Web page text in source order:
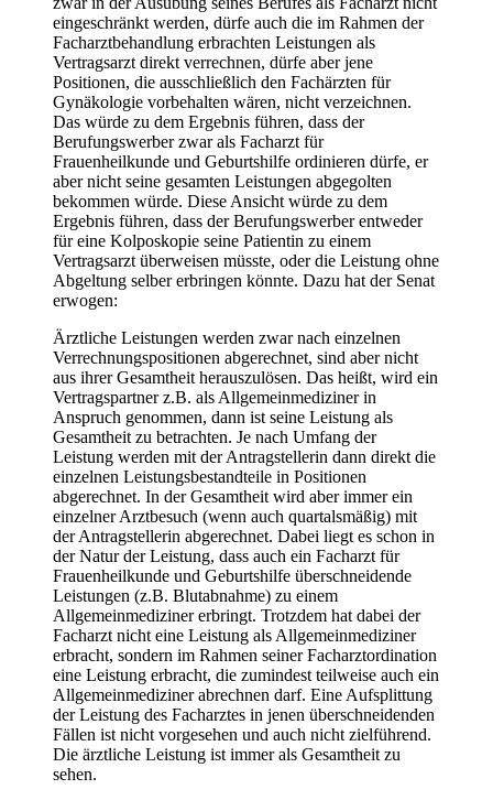
eingeschränkt werden, dürfe auch die im Rahmen der
Facharztbehandlung erbrachten Leistungen als
Vertragsarzt direkt verrechnen, dürfe aber jene
Positionen, die ausschließlich den Fachärzten für
Gynäkologie vorbehalten wären, nicht verzeichnen.
Das würde zu dem Ergebnis führen, dass der
Berufungswerber zwar als Facharzt für
Frauenheilkunde und Geburtshilfe ordinieren dürfe, er
aber nicht seine gesamten Leistungen abgegolten
bekommen würde. Diese Ansicht würde zu dem
Ergebnis führen, dass der Berufungswerber entweder
für eine Kolposkopie seine Patientin zu einem
Vertragsarzt überweisen müsste, oder die Leistung ohne
Abgeltung selber erbringen könnte. Dazu hat der Senat
erwogen:
Ärztliche Leistungen werden zwar nach einzelnen
Verrechnungspositionen abgerechnet, sind aber nicht
aus ihrer Gesamtheit herauszulösen. Das heißt, wird ein
Vertragspartner z.B. als Allgemeinmediziner in
Anspruch genommen, dann ist seine Leistung als
Gesamtheit zu betrachten. Je nach Umfang der
Leistung werden mit der Antragstellerin dann direkt die
einzelnen Leistungsbestandteile in Positionen
abgerechnet. In der Gesamtheit wird aber immer ein
einzelner Arztbesuch (wenn auch quartalsmäßig) mit
der Antragstellerin abgerechnet. Dabei liegt es schon in
der Natur der Leistung, dass auch ein Facharzt für
Frauenheilkunde und Geburtshilfe überschneidende
Leistungen (z.B. Blutabnahme) zu einem
Allgemeinmediziner erbringt. Trotzdem hat dabei der
Facharzt nicht eine Leistung als Allgemeinmediziner
erbracht, sondern im Rahmen seiner Facharztordination
eine Leistung erbracht, die zumindest teilweise auch ein
Allgemeinmediziner abrechnen darf. Eine Aufsplittung
der Leistung des Facharztes in jenen überschneidenden
Fällen ist nicht vorgesehen und auch nicht zielführend.
Die ärztliche Leistung ist immer als Gesamtheit zu
sehen.